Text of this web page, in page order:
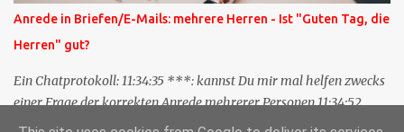
TrackbackURL beim Schreiben meines Beitrags in ein bestimmtes
Feld in meinem 'Blog-Redaktionssystem' einzufügen. Trackbacks
und TrackbackURLs sind heute recht selten. Das Trackback-
Verfahren wurde wei...
Anrede in Briefen/E-Mails: mehrere Herren - Ist "Guten Tag, die
Herren" gut?
Ein Chatprotokoll: 11:34:35 ***: kannst Du mir mal helfen zwecks
einer Frage der korrekten Anrede mehrerer Personen 11:34:52
***: Guten Tag die Herren ? 11:35:07 ***: Sehr geehrte Herren,